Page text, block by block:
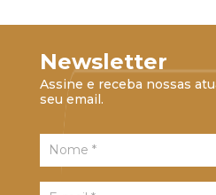
Newsletter
Assine e receba nossas
seu email.